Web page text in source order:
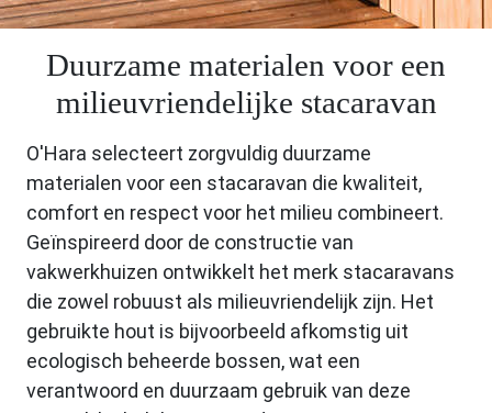
Duurzame materialen voor een
milieuvriendelijke stacaravan
O'Hara selecteert zorgvuldig duurzame
materialen voor een stacaravan die kwaliteit,
comfort en respect voor het milieu combineert.
Geïnspireerd door de constructie van
vakwerkhuizen ontwikkelt het merk stacaravans
die zowel robuust als milieuvriendelijk zijn. Het
gebruikte hout is bijvoorbeeld afkomstig uit
ecologisch beheerde bossen, wat een
verantwoord en duurzaam gebruik van deze